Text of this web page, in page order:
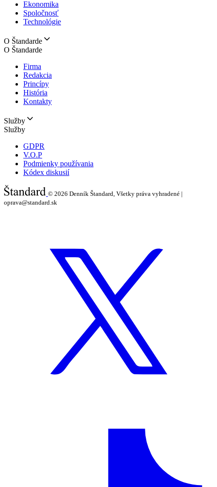
Ekonomika
Spoločnosť
Technológie
O Štandarde
O Štandarde
Firma
Redakcia
Princípy
História
Kontakty
Služby
Služby
GDPR
V.O.P
Podmienky používania
Kódex diskusií
© 2026 Denník Štandard, Všetky práva vyhradené |
oprava@standard.sk